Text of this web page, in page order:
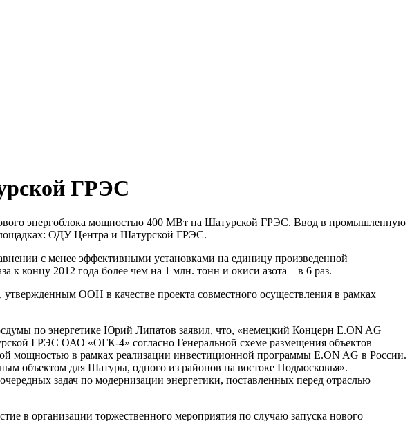
ГРЭС
энергоблока мощностью 400 МВт на Шатурской ГРЭС. Ввод в промышленную
ОДУ Центра и Шатурской ГРЭС.
с менее эффективными установками на единицу произведенной
к концу 2012 года более чем на 1 млн. тонн и окиси азота – в 6 раз.
ООН в качестве проекта совместного осуществления в рамках
по энергетике Юрий Липатов заявил, что, «немецкий Концерн E.ON AG
ГРЭС ОАО «ОГК-4» согласно Генеральной схеме размещения объектов
мощностью в рамках реализации инвестиционной программы E.ON AG в России.
объектом для Шатуры, одного из районов на востоке Подмосковья».
задач по модернизации энергетики, поставленных перед отраслью
в организации торжественного мероприятия по случаю запуска нового